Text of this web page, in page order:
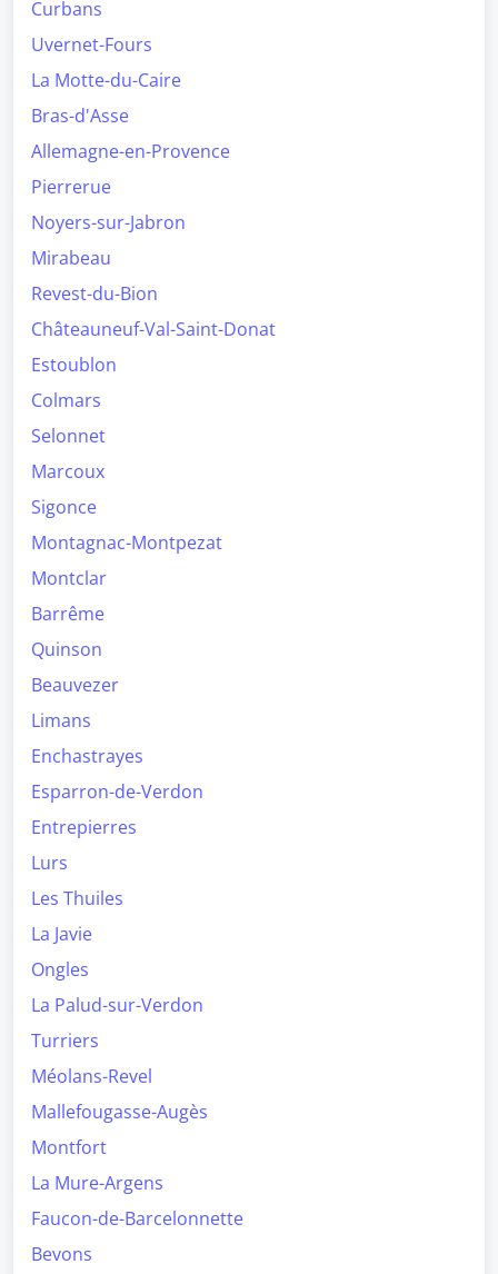
Curbans
Uvernet-Fours
La Motte-du-Caire
Bras-d'Asse
Allemagne-en-Provence
Pierrerue
Noyers-sur-Jabron
Mirabeau
Revest-du-Bion
Châteauneuf-Val-Saint-Donat
Estoublon
Colmars
Selonnet
Marcoux
Sigonce
Montagnac-Montpezat
Montclar
Barrême
Quinson
Beauvezer
Limans
Enchastrayes
Esparron-de-Verdon
Entrepierres
Lurs
Les Thuiles
La Javie
Ongles
La Palud-sur-Verdon
Turriers
Méolans-Revel
Mallefougasse-Augès
Montfort
La Mure-Argens
Faucon-de-Barcelonnette
Bevons